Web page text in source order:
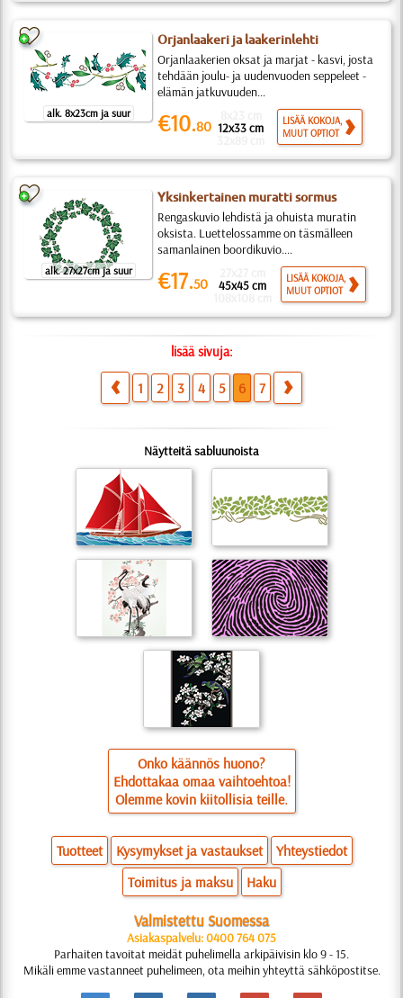
alk. 8x23cm ja suur
Orjanlaakeri ja laakerinlehti
Orjanlaakerien oksat ja marjat - kasvi, josta
tehdään joulu- ja uudenvuoden seppeleet -
elämän jatkuvuuden...
€10.80 12x33 cm
LISÄÄ KOKOJA,
MUUT OPTIOT
alk. 27x27cm ja suur
Yksinkertainen muratti sormus
Rengaskuvio lehdistä ja ohuista muratin
oksista. Luettelossamme on täsmälleen
samanlainen boordikuvio....
€17.50 45x45 cm
LISÄÄ KOKOJA,
MUUT OPTIOT
lisää sivuja:
1 2 3 4 5 6 7
Näytteitä sabluunoista
Onko käännös huono?
Ehdottakaa omaa vaihtoehtoa!
Olemme kovin kiitollisia teille.
Tuotteet Kysymykset ja vastaukset
Yhteystiedot
Toimitus ja maksu
Haku
Valmistettu Suomessa
Asiakaspalvelu: 0400 764 075
Parhaiten tavoitat meidät puhelimella arkipäivisin klo 9 - 15.
Mikäli emme vastanneet puhelimeen, ota meihin yhteyttä sähköpostitse.